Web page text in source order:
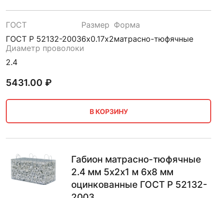
ГОСТ
ГОСТ Р 52132-2003
Размер
6х0.17х2
Форма
матрасно-тюфячные
Диаметр проволоки
2.4
5431.00 ₽
В КОРЗИНУ
Габион матрасно-тюфячные
2.4 мм 5х2х1 м 6х8 мм
оцинкованные ГОСТ Р 52132-